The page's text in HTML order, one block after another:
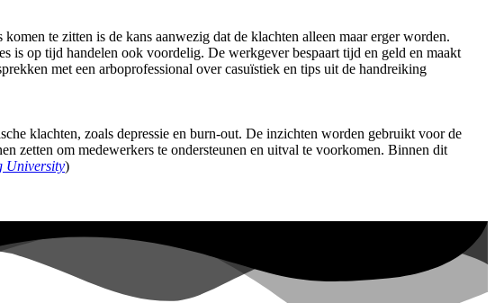
te zitten is de kans aanwezig dat de klachten alleen maar erger worden.
is op tijd handelen ook voordelig. De werkgever bespaart tijd en geld en maakt
met een arboprofessional over casuïstiek en tips uit de handreiking
klachten, zoals depressie en burn-out. De inzichten worden gebruikt voor de
zetten om medewerkers te ondersteunen en uitval te voorkomen. Binnen dit
University)